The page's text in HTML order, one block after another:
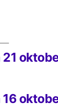
Volgend
bericht: